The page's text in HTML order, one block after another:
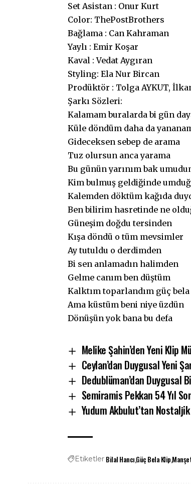
Set Asistan : Onur Kurt
Color: ThePostBrothers
Bağlama : Can Kahraman
Yaylı : Emir Koşar
Kaval : Vedat Aygıran
Styling: Ela Nur Bircan
Prodüktör : Tolga AYKUT,
Şarkı Sözleri:
Kalamam buralarda bi gün
Küle döndüm daha da
Gideceksen sebep de arama
Tuz olursun anca yarama
Bu günün yarınım bak
Kim bulmuş geldiğinde
Kalemden döktüm kağıda
Ben bilirim hasretinde ne
Güneşim doğdu tersinden
Kışa döndü o tüm mevsimler
Ay tutuldu o derdimden
Bi sen anlamadın halimden
Gelme canım ben düştüm
Kalktım toparlandım güç bela
Ama küstüm beni niye üzdün
Dönüşün yok bana bu defa
Melike Şahin’den Yeni Klip
Ceylan’dan Duygusal Yeni
Dedublüman’dan Duygusal
Semiramis Pekkan 54 Yıl
Yudum Akbulut’tan
Etiketler Bilal HancıGüç Bela Klip